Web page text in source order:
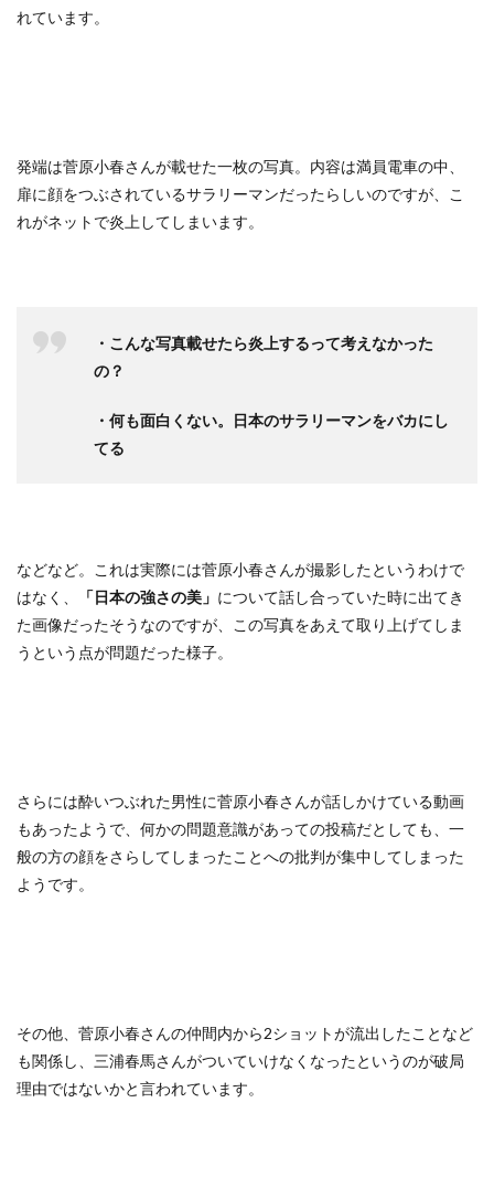
れています。
発端は菅原小春さんが載せた一枚の写真。内容は満員電車の中、
扉に顔をつぶされているサラリーマンだったらしいのですが、こ
れがネットで炎上してしまいます。
・こんな写真載せたら炎上するって考えなかった
の？
・何も面白くない。日本のサラリーマンをバカにし
てる
などなど。これは実際には菅原小春さんが撮影したというわけで
はなく、
「日本の強さの美」 について話し合っていた時に出てき
た画像だったそうなのですが、この写真をあえて取り上げてしま
うという点が問題だった様子。
さらには酔いつぶれた男性に菅原小春さんが話しかけている動画
もあったようで、何かの問題意識があっての投稿だとしても、一
般の方の顔をさらしてしまったことへの批判が集中してしまった
ようです。
その他、菅原小春さんの仲間内から2ショットが流出したことなど
も関係し、三浦春馬さんがついていけなくなったというのが破局
理由ではないかと言われています。